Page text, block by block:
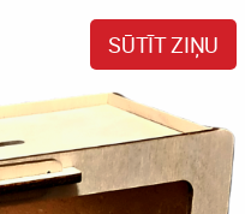
SŪTĪT ZIŅU